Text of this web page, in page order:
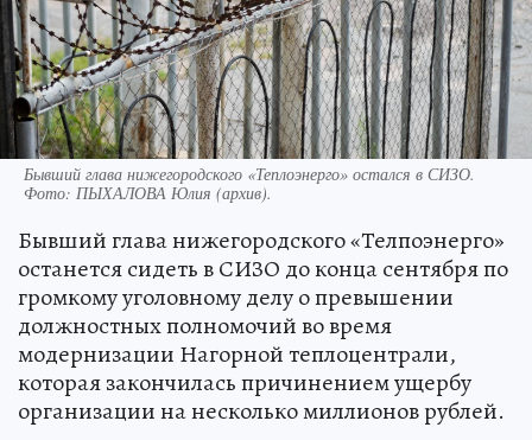
Бывший глава нижегородского «Теплоэнерго» остался в СИЗО.
Фото: ПЫХАЛОВА Юлия (архив).
Бывший глава нижегородского «Телпоэнерго»
останется сидеть в СИЗО до конца сентября по
громкому уголовному делу о превышении
должностных полномочий во время
модернизации Нагорной теплоцентрали,
которая закончилась причинением ущербу
организации на несколько миллионов рублей.